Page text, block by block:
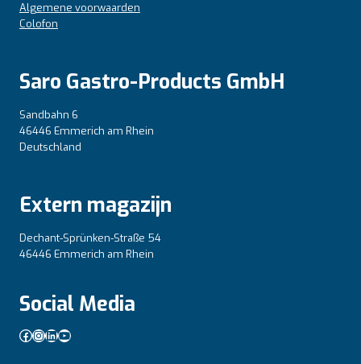
Algemene voorwaarden
Colofon
Saro Gastro-Products GmbH
Sandbahn 6
46446 Emmerich am Rhein
Deutschland
Extern magazijn
Dechant-Sprünken-Straße 54
46446 Emmerich am Rhein
Social Media
Facebook
Instagram
LinkedIn
YouTube